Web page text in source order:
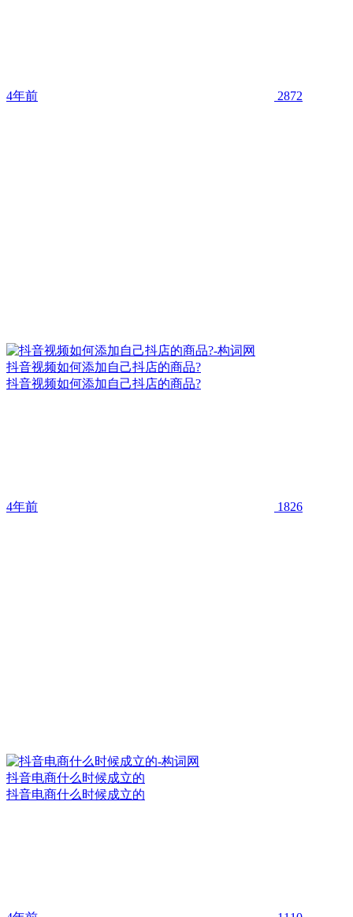
4年前 2872
抖音视频如何添加自己抖店的商品?
抖音视频如何添加自己抖店的商品?
4年前 1826
抖音电商什么时候成立的
抖音电商什么时候成立的